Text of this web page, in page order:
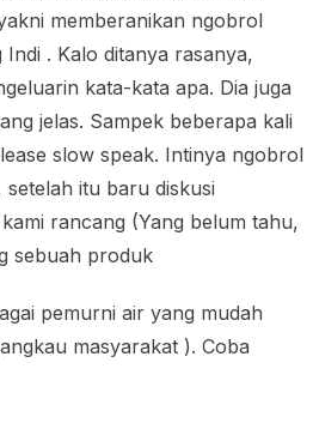
memberanikan ngobrol
. Kalo ditanya rasanya,
kata-kata apa. Dia juga
jelas. Sampek beberapa kali
slow speak. Intinya ngobrol
itu baru diskusi
rancang (Yang belum tahu,
sebuah produk
pemurni air yang mudah
masyarakat ). Coba